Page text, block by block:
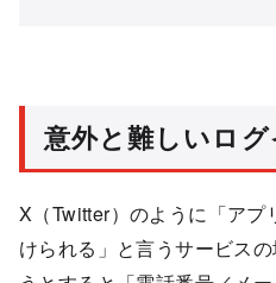
意外と難しいログ
X（Twitter）のように「アプ
けられる」と言うサービス